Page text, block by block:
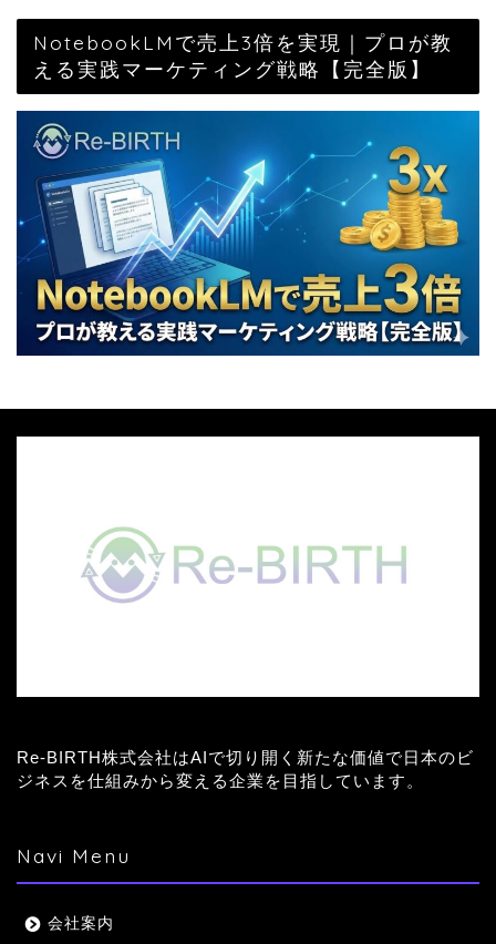
NotebookLMで売上3倍を実現｜プロが教
える実践マーケティング戦略【完全版】
Re-BIRTH株式会社はAIで切り開く新たな価値で日本のビ
ジネスを仕組みから変える企業を目指しています。
Navi Menu
会社案内